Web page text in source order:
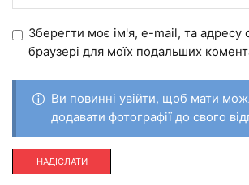
Зберегти моє ім'я, e-mail, та адресу
браузері для моїх подальших
Ви повинні увійти, щоб мати
додавати фотографії до свого